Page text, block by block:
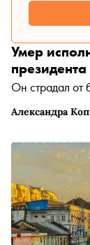
Александра
Умер
Он страдал от